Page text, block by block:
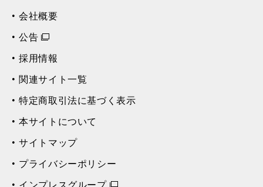
会社概要
公告
採用情報
関連サイト一覧
特定商取引法に基づく表示
本サイトについて
サイトマップ
プライバシーポリシー